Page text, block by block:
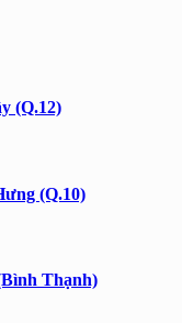
(Q.12)
(Q.10)
Thạnh)